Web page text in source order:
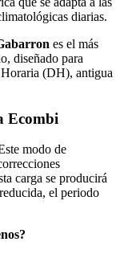
diarias.
es el más
diseñado para
(DH), antigua
Ecombi
modo de
carga se producirá
el periodo